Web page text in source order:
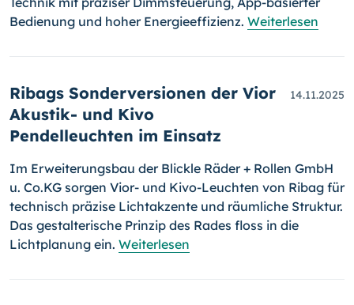
Bedienung und hoher Energieeffizienz. Weiterlesen
Ribags Sonderversionen der Vior
Akustik- und Kivo
Pendelleuchten im Einsatz
14.11.2025
Im Erweiterungsbau der Blickle Räder + Rollen GmbH
u. Co.KG sorgen Vior- und Kivo-Leuchten von Ribag für
technisch präzise Lichtakzente und räumliche Struktur.
Das gestalterische Prinzip des Rades floss in die
Lichtplanung ein. Weiterlesen